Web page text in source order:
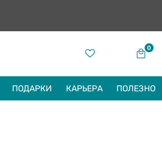
0
ПОДАРКИ КАРЬЕРА ПОЛЕЗНО